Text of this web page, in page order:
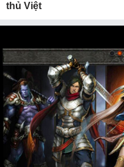
thủ Việt